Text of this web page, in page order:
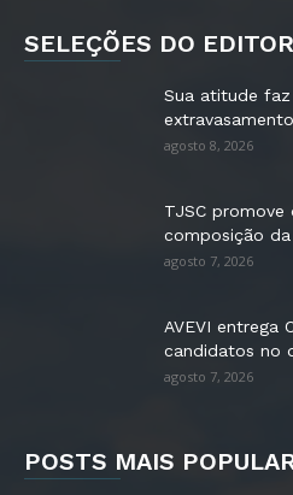
SELEÇÕES DO EDITOR
Sua atitude
agosto 8, 2026
TJSC promove
composição
agosto 7, 2026
AVEVI entrega
candidatos no
agosto 7, 2026
POSTS MAIS